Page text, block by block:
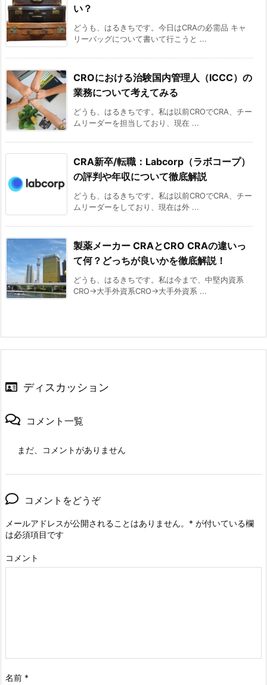
い？
どうも、はるきちです。今日はCRAの必需品 キャ
リーバッグについて書いて行こうと ...
CROにおける治験国内管理人（ICCC）の
業務について考えてみる
どうも、はるきちです。私は以前CROでCRA、チー
ムリーダーを担当しており、現在 ...
CRA新卒/転職：Labcorp（ラボコープ）
の評判や年収について徹底解説
どうも、はるきちです。私は以前CROでCRA、チー
ムリーダーをしており、現在は外 ...
製薬メーカー CRAとCRO CRAの違いっ
て何？どっちが良いかを徹底解説！
どうも、はるきちです。私は今まで、中堅内資系
CRO→大手外資系CRO→大手外資系 ...
ディスカッション
コメント一覧
まだ、コメントがありません
コメントをどうぞ
メールアドレスが公開されることはありません。 * が付いている欄
は必須項目です
コメント
名前 *